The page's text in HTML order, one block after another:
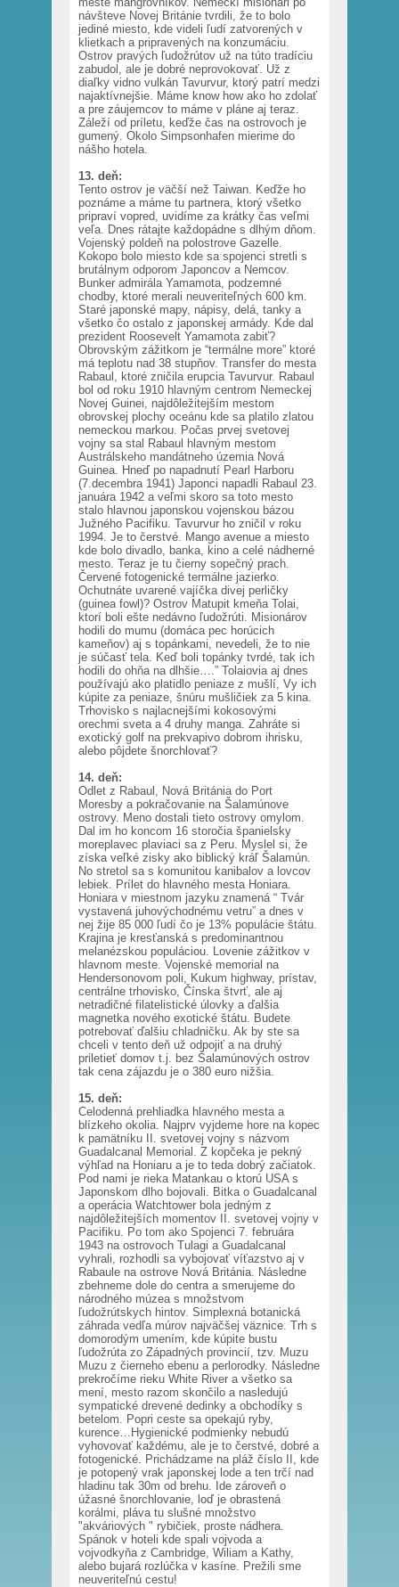
návšteve Novej Británie tvrdili, že to bolo
jediné miesto, kde videli ľudí zatvorených v
klietkach a pripravených na konzumáciu.
Ostrov pravých ľudožrútov už na túto tradíciu
zabudol, ale je dobré neprovokovať. Už z
diaľky vidno vulkán Tavurvur, ktorý patrí medzi
najaktívnejšie. Máme know how ako ho zdolať
a pre záujemcov to máme v pláne aj teraz.
Záleží od príletu, keďže čas na ostrovoch je
gumený. Okolo Simpsonhafen mierime do
nášho hotela.
13. deň:
Tento ostrov je väčší než Taiwan. Keďže ho
poznáme a máme tu partnera, ktorý všetko
pripraví vopred, uvidíme za krátky čas veľmi
veľa. Dnes rátajte každopádne s dlhým dňom.
Vojenský poldeň na polostrove Gazelle.
Kokopo bolo miesto kde sa spojenci stretli s
brutálnym odporom Japoncov a Nemcov.
Bunker admirála Yamamota, podzemné
chodby, ktoré merali neuveriteľných 600 km.
Staré japonské mapy, nápisy, delá, tanky a
všetko čo ostalo z japonskej armády. Kde dal
prezident Roosevelt Yamamota zabiť?
Obrovským zážitkom je “termálne more” ktoré
má teplotu nad 38 stupňov. Transfer do mesta
Rabaul, ktoré zničila erupcia Tavurvur. Rabaul
bol od roku 1910 hlavným centrom Nemeckej
Novej Guinei, najdôležitejším mestom
obrovskej plochy oceánu kde sa platilo zlatou
nemeckou markou. Počas prvej svetovej
vojny sa stal Rabaul hlavným mestom
Austrálskeho mandátneho územia Nová
Guinea. Hneď po napadnutí Pearl Harboru
(7.decembra 1941) Japonci napadli Rabaul 23.
januára 1942 a veľmi skoro sa toto mesto
stalo hlavnou japonskou vojenskou bázou
Južného Pacifiku. Tavurvur ho zničil v roku
1994. Je to čerstvé. Mango avenue a miesto
kde bolo divadlo, banka, kino a celé nádherné
mesto. Teraz je tu čierny sopečný prach.
Červené fotogenické termálne jazierko.
Ochutnáte uvarené vajíčka divej perličky
(guinea fowl)? Ostrov Matupit kmeňa Tolai,
ktorí boli ešte nedávno ľudožrúti. Misionárov
hodili do mumu (domáca pec horúcich
kameňov) aj s topánkami, nevedeli, že to nie
je súčasť tela. Keď boli topánky tvrdé, tak ich
hodili do ohňa na dlhšie….” Tolaiovia aj dnes
používajú ako platidlo peniaze z mušlí, Vy ich
kúpite za peniaze, šnúru mušličiek za 5 kina.
Trhovisko s najlacnejšími kokosovými
orechmi sveta a 4 druhy manga. Zahráte si
exotický golf na prekvapivo dobrom ihrisku,
alebo pôjdete šnorchlovať?
14. deň:
Odlet z Rabaul, Nová Británia do Port
Moresby a pokračovanie na Šalamúnove
ostrovy. Meno dostali tieto ostrovy omylom.
Dal im ho koncom 16 storočia španielsky
moreplavec plaviaci sa z Peru. Myslel si, že
získa veľké zisky ako biblický kráľ Šalamún.
No stretol sa s komunitou kanibalov a lovcov
lebiek. Prílet do hlavného mesta Honiara.
Honiara v miestnom jazyku znamená “ Tvár
vystavená juhovýchodnému vetru” a dnes v
nej žije 85 000 ľudí čo je 13% populácie štátu.
Krajina je kresťanská s predominantnou
melanézskou populáciou. Lovenie zážitkov v
hlavnom meste. Vojenské memorial na
Hendersonovom poli, Kukum highway, prístav,
centrálne trhovisko, Čínska štvrť, ale aj
netradičné filatelistické úlovky a ďalšia
magnetka nového exotické štátu. Budete
potrebovať ďalšiu chladničku. Ak by ste sa
chceli v tento deň už odpojiť a na druhý
priletieť domov t.j. bez Šalamúnových ostrov
tak cena zájazdu je o 380 euro nižšia.
15. deň:
Celodenná prehliadka hlavného mesta a
blízkeho okolia. Najprv vyjdeme hore na kopec
k pamätníku II. svetovej vojny s názvom
Guadalcanal Memorial. Z kopčeka je pekný
výhľad na Honiaru a je to teda dobrý začiatok.
Pod nami je rieka Matankau o ktorú USA s
Japonskom dlho bojovali. Bitka o Guadalcanal
a operácia Watchtower bola jedným z
najdôležitejších momentov II. svetovej vojny v
Pacifiku. Po tom ako Spojenci 7. februára
1943 na ostrovoch Tulagi a Guadalcanal
vyhrali, rozhodli sa vybojovať víťazstvo aj v
Rabaule na ostrove Nová Británia. Následne
zbehneme dole do centra a smerujeme do
národného múzea s množstvom
ľudožrútskych hintov. Simplexná botanická
záhrada vedľa múrov najväčšej väznice. Trh s
domorodým umením, kde kúpite bustu
ľudožrúta zo Západných provincií, tzv. Muzu
Muzu z čierneho ebenu a perlorodky. Následne
prekročíme rieku White River a všetko sa
mení, mesto razom skončilo a nasledujú
sympatické drevené dedinky a obchodíky s
betelom. Popri ceste sa opekajú ryby,
kurence…Hygienické podmienky nebudú
vyhovovať každému, ale je to čerstvé, dobré a
fotogenické. Prichádzame na pláž číslo II, kde
je potopený vrak japonskej lode a ten trčí nad
hladinu tak 30m od brehu. Ide zároveň o
úžasné šnorchlovanie, loď je obrastená
korálmi, pláva tu slušné množstvo
"akváriových " rybičiek, proste nádhera.
Spánok v hoteli kde spali vojvoda a
vojvodkyňa z Cambridge, Wiliam a Kathy,
alebo bujará rozlúčka v kasíne. Prežili sme
neuveriteľnú cestu!